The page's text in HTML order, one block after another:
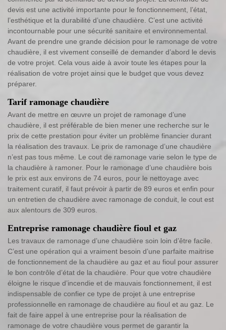
devis est une activité importante pour le fonctionnement, l’état,
l’esthétique et la durabilité d’une chaudière. C’est une activité
incontournable pour une sécurité sanitaire et environnemental.
Avant de prendre une grande décision pour le ramonage de votre
chaudière, il est vivement conseillé de demander d’abord le devis
de votre projet. Cela vous aide à avoir toute les étapes pour la
réalisation de votre projet ainsi que le budget que vous devez
préparer.
Tarif ramonage chaudière
Avant de mettre en œuvre un projet de ramonage d’une
chaudière, il est préférable de bien mener une recherche sur le
prix de cette prestation pour éviter un problème financier durant
la réalisation des travaux. Le prix de ramonage d’une chaudière
n’est pas tous même. Le cout de ramonage varie selon le type de
la chaudière à ramoner. Pour le ramonage d’une chaudière bois
le prix est aux environs de 74 euros, pour le nettoyage avec
traitement curatif, il faut prévoir à partir de 89 euros et enfin pour
un entretien de chaudière avec ramonage de conduit, le cout est
aux alentours de 309 euros.
Entreprise ramonage chaudière fioul et gaz
Les travaux de ramonage d’une chaudière soin loin d’être facile.
C’est une opération qui a vraiment besoin d’une parfaite maitrise
de fonctionnement de la chaudière au gaz et au fioul pour assurer
le bon contrôle d’état de la chaudière. Pour que votre chaudière
éloigne le risque d’incendie et de mauvais fonctionnement, il est
indispensable de confier ce type de projet à une entreprise
professionnelle en ramonage de chaudière au fioul et au gaz. Le
fait de faire appel à une entreprise pour la réalisation de
ramonage de votre chaudière vous permet de garantir la